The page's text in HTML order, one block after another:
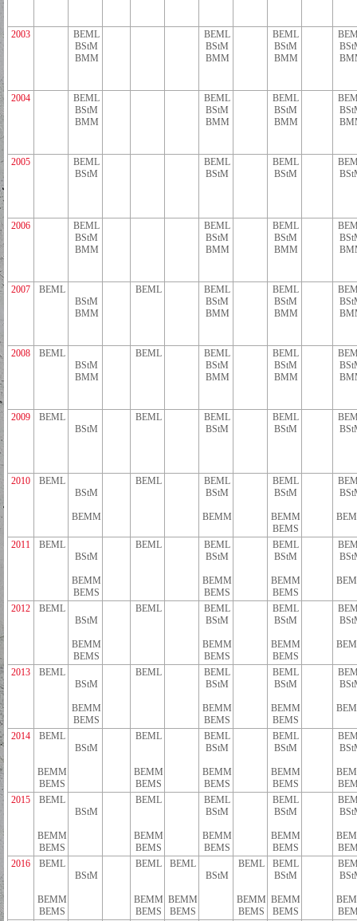
2003
BEML
BStM
BMM
BEML
BStM
BMM
BEML
BStM
BMM
2004
BEML
BStM
BMM
BEML
BStM
BMM
BEML
BStM
BMM
2005
BEML
BStM
BEML
BStM
BEML
BStM
2006
BEML
BStM
BMM
BEML
BStM
BMM
BEML
BStM
BMM
2007
BEML
BStM
BMM
BEML
BEML
BStM
BMM
BEML
BStM
BMM
2008
BEML
BStM
BMM
BEML
BEML
BStM
BMM
BEML
BStM
BMM
2009
BEML
BStM
BEML
BEML
BStM
BEML
BStM
2010
BEML
BStM
BEMM
BEML
BEML
BStM
BEMM
BEML
BStM
BEMM
BEMS
2011
BEML
BStM
BEMM
BEMS
BEML
BEML
BStM
BEMM
BEMS
BEML
BStM
BEMM
BEMS
2012
BEML
BStM
BEMM
BEMS
BEML
BEML
BStM
BEMM
BEMS
BEML
BStM
BEMM
BEMS
2013
BEML
BStM
BEMM
BEMS
BEML
BEML
BStM
BEMM
BEMS
BEML
BStM
BEMM
BEMS
2014 BEML
BEMM
BEMS
BStM
BEML
BEMM
BEMS
BEML
BStM
BEMM
BEMS
BEML
BStM
BEMM
BEMS
2015
BEML
BEMM
BEMS
BStM
BEML
BEMM
BEMS
BEML
BStM
BEMM
BEMS
BEML
BStM
BEMM
BEMS
2016
BEML
BEMM
BEMS
BStM
BEML
BEMM
BEMS
BEML
BEMM
BEMS
BStM
BEML
BEMM
BEMS
BEML
BStM
BEMM
BEMS